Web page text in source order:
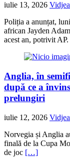
iulie 13, 2026
Poliția a anunțat,
african Jayden
acest an, potrivit
Anglia, în
după ce a
prelungiri
iulie 12, 2026
Norvegia și Anglia
finală de la Cupa
de joc […]